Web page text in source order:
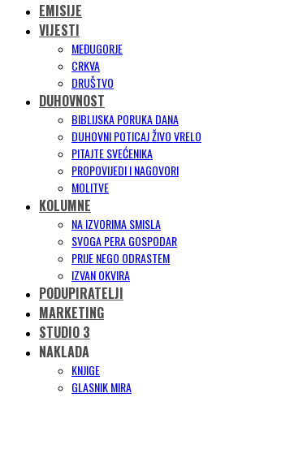
EMISIJE
VIJESTI
MEĐUGORJE
CRKVA
DRUŠTVO
DUHOVNOST
BIBLIJSKA PORUKA DANA
DUHOVNI POTICAJ ŽIVO VRELO
PITAJTE SVEĆENIKA
PROPOVIJEDI I NAGOVORI
MOLITVE
KOLUMNE
NA IZVORIMA SMISLA
SVOGA PERA GOSPODAR
PRIJE NEGO ODRASTEM
IZVAN OKVIRA
PODUPIRATELJI
MARKETING
STUDIO 3
NAKLADA
KNJIGE
GLASNIK MIRA